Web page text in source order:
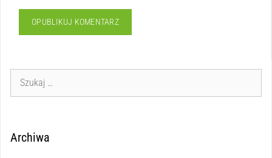
Archiwa